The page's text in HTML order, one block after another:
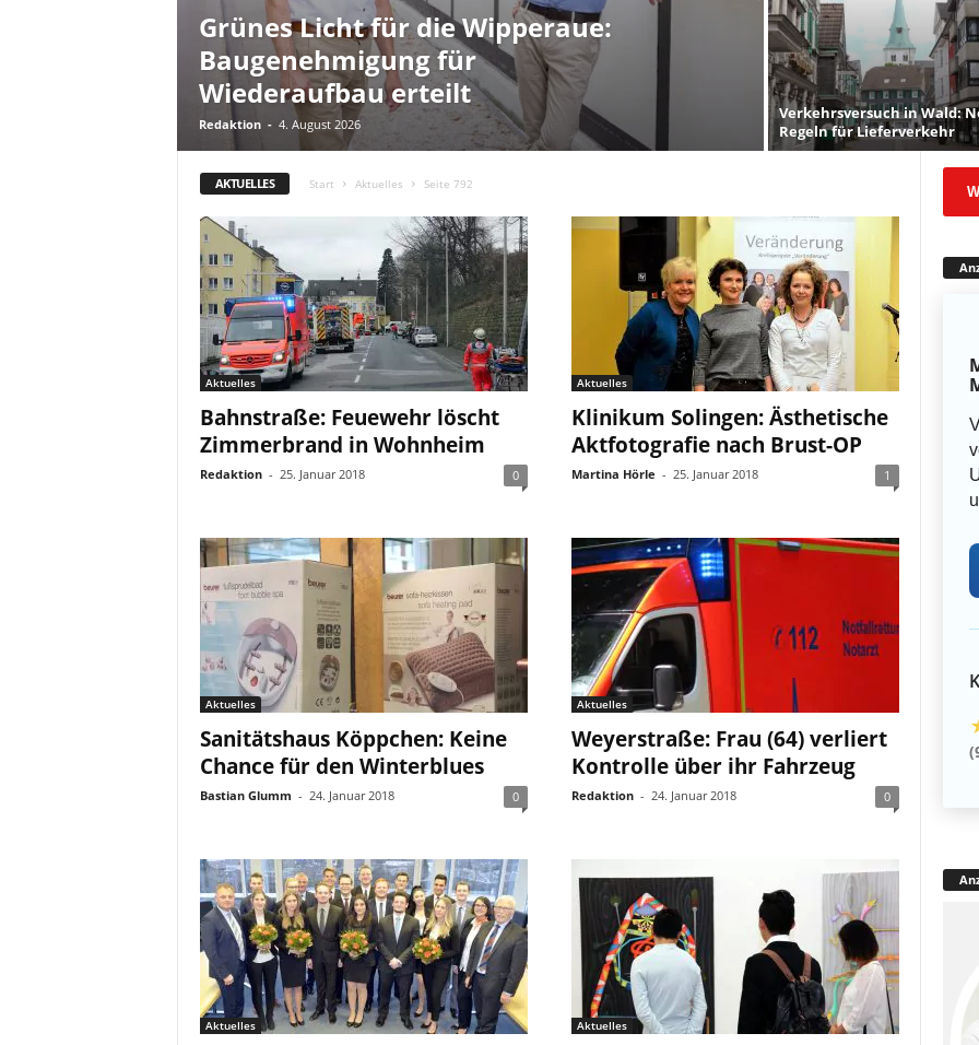
Grünes Licht für die Wipperaue:
Baugenehmigung für
Wiederaufbau erteilt
Redaktion - 4. August 2026
Verkehrsversuch in Wald:
Regeln für Lieferverkehr
AKTUELLES Start Aktuelles Seite 792
Aktuelles
Bahnstraße: Feuewehr löscht
Zimmerbrand in Wohnheim
Redaktion - 25. Januar 2018 0
Aktuelles
Klinikum Solingen: Ästhetische
Aktfotografie nach Brust-OP
Martina Hörle - 25. Januar 2018 1
Aktuelles
Sanitätshaus Köppchen: Keine
Chance für den Winterblues
Bastian Glumm - 24. Januar 2018 0
Aktuelles
Weyerstraße: Frau (64) verliert
Kontrolle über ihr Fahrzeug
Redaktion - 24. Januar 2018 0
Aktuelles Aktuelles